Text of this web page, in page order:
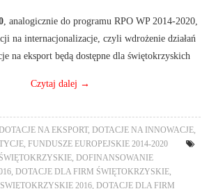
, analogicznie do programu RPO WP 2014-2020,
na internacjonalizacje, czyli wdrożenie działań
na eksport będą dostępne dla świętokrzyskich
Czytaj dalej →
DOTACJE NA EKSPORT, DOTACJE NA INNOWACJE
FUNDUSZE EUROPEJSKIE 2014-2020
DOFINANSOWANIE
DOTACJE DLA FIRM ŚWIĘTOKRZYSKIE
2016
DOTACJE DLA FIRM